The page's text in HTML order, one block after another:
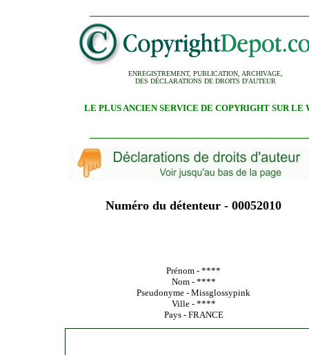
ENREGISTREMENT, PUBLICATION, ARCHIVAGE,
DES DÉCLARATIONS DE DROITS D'AUTEUR
LE PLUS ANCIEN SERVICE DE COPYRIGHT SUR LE
Numéro du détenteur - 00052010
Prénom - ****
Nom - ****
Pseudonyme - Missglossypink
Ville - ****
Pays - FRANCE